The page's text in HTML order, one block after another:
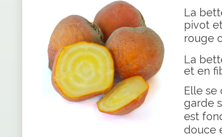
La
pivot
rouge
La
et en
Elle
garde
est
douce